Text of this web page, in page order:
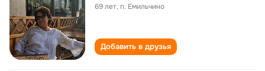
69 лет,п. Емильчино
Добавить в друзья